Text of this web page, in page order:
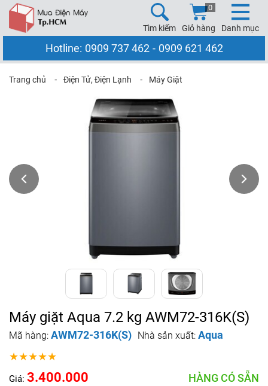
Tìm kiếm Giỏ hàng
0
Danh mục
Hotline: 0909 737 462 - 0909 621 462
Trang chủ ⁃ Điện Tử, Điện Lạnh ⁃ Máy Giặt
Máy giặt Aqua 7.2 kg AWM72-316K(S)
Mã hàng: AWM72-316K(S) Nhà sản xuất: Aqua
★★★★★
Giá: 3.400.000 HÀNG CÓ SẴN